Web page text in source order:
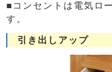
■コンセントは電気ロ
す。
引き出しアップ